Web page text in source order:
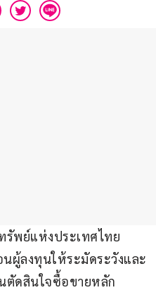
รัพย์แห่งประเทศไทย
นผู้ลงทุนให้ระมัดระวังและ
ดสินใจซื้อขายหลัก